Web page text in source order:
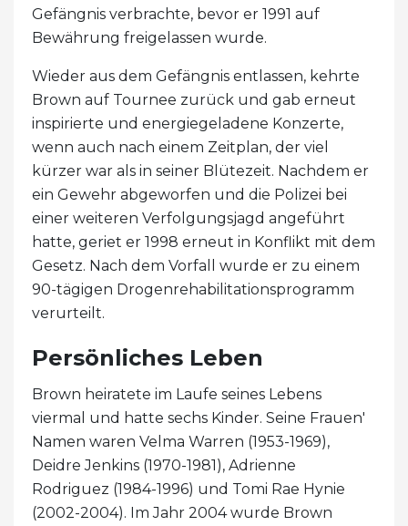
Gefängnis verbrachte, bevor er 1991 auf
Bewährung freigelassen wurde.
Wieder aus dem Gefängnis entlassen, kehrte
Brown auf Tournee zurück und gab erneut
inspirierte und energiegeladene Konzerte,
wenn auch nach einem Zeitplan, der viel
kürzer war als in seiner Blütezeit. Nachdem er
ein Gewehr abgeworfen und die Polizei bei
einer weiteren Verfolgungsjagd angeführt
hatte, geriet er 1998 erneut in Konflikt mit dem
Gesetz. Nach dem Vorfall wurde er zu einem
90-tägigen Drogenrehabilitationsprogramm
verurteilt.
Persönliches Leben
Brown heiratete im Laufe seines Lebens
viermal und hatte sechs Kinder. Seine Frauen'
Namen waren Velma Warren (1953-1969),
Deidre Jenkins (1970-1981), Adrienne
Rodriguez (1984-1996) und Tomi Rae Hynie
(2002-2004). Im Jahr 2004 wurde Brown